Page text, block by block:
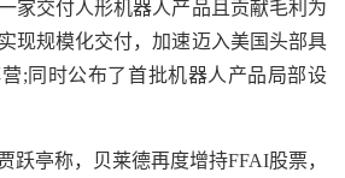
交付人形机器人产品且贡献毛利为
现规模化交付，加速迈入美国头部具
;同时公布了首批机器人产品局部设
亭称，贝莱德再度增持FFAI股票，